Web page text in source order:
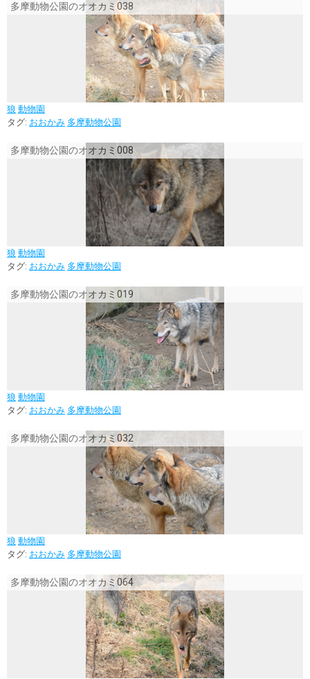
多摩動物公園のオオカミ038
狼 動物園
タグ: おおかみ 多摩動物公園
多摩動物公園のオオカミ008
狼 動物園
タグ: おおかみ 多摩動物公園
多摩動物公園のオオカミ019
狼 動物園
タグ: おおかみ 多摩動物公園
多摩動物公園のオオカミ032
狼 動物園
タグ: おおかみ 多摩動物公園
多摩動物公園のオオカミ064